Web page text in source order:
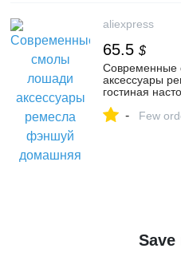
aliexpress
65.5 $
Современные
аксессуары
гостиная
украшения-in
- Few
Save